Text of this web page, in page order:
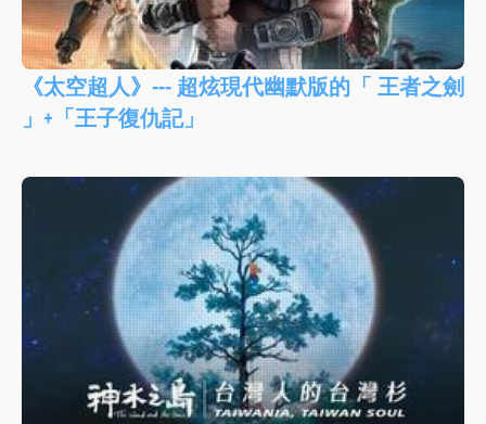
《太空超人》--- 超炫現代幽默版的「 王者之劍
」+「王子復仇記」